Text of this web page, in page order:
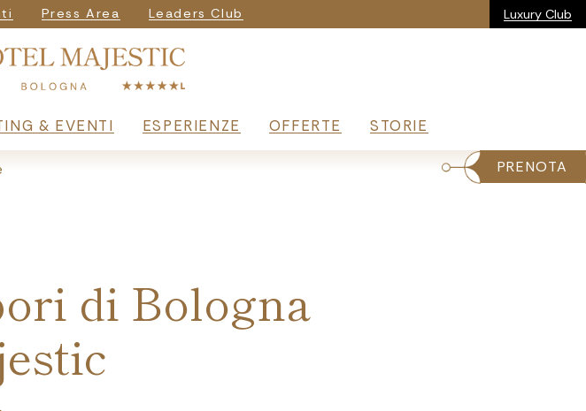
Press Area Leaders Club Luxury Club
& EVENTI ESPERIENZE OFFERTE STORIE
PRENOTA
di Bologna